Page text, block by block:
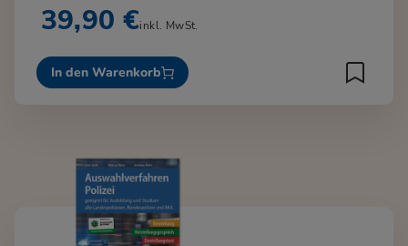
39,90 €inkl. MwSt.
In den Warenkorb